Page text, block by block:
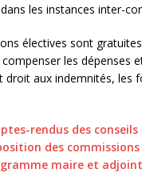
les instances inter-
électives sont
les dépenses
droit aux indemnités,
rendus des
des commissions
maire et